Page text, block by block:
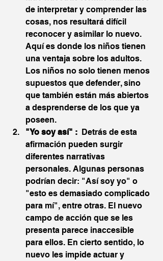
de interpretar y comprender las
cosas, nos resultará difícil
reconocer y asimilar lo nuevo.
Aquí es donde los niños tienen
una ventaja sobre los adultos.
Los niños no solo tienen menos
supuestos que defender, sino
que también están más abiertos
a desprenderse de los que ya
poseen.
"Yo soy así" : Detrás de esta
afirmación pueden surgir
diferentes narrativas
personales. Algunas personas
podrían decir: "Así soy yo" o
"esto es demasiado complicado
para mí", entre otras. El nuevo
campo de acción que se les
presenta parece inaccesible
para ellos. En cierto sentido, lo
nuevo les impide actuar y